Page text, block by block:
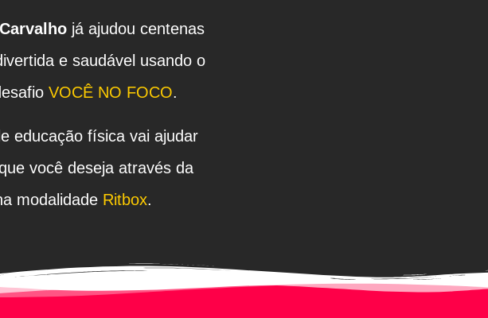
já ajudou centenas
e saudável usando o
VOCÊ NO FOCO.
educação física vai ajudar
você deseja através da
modalidade Ritbox.